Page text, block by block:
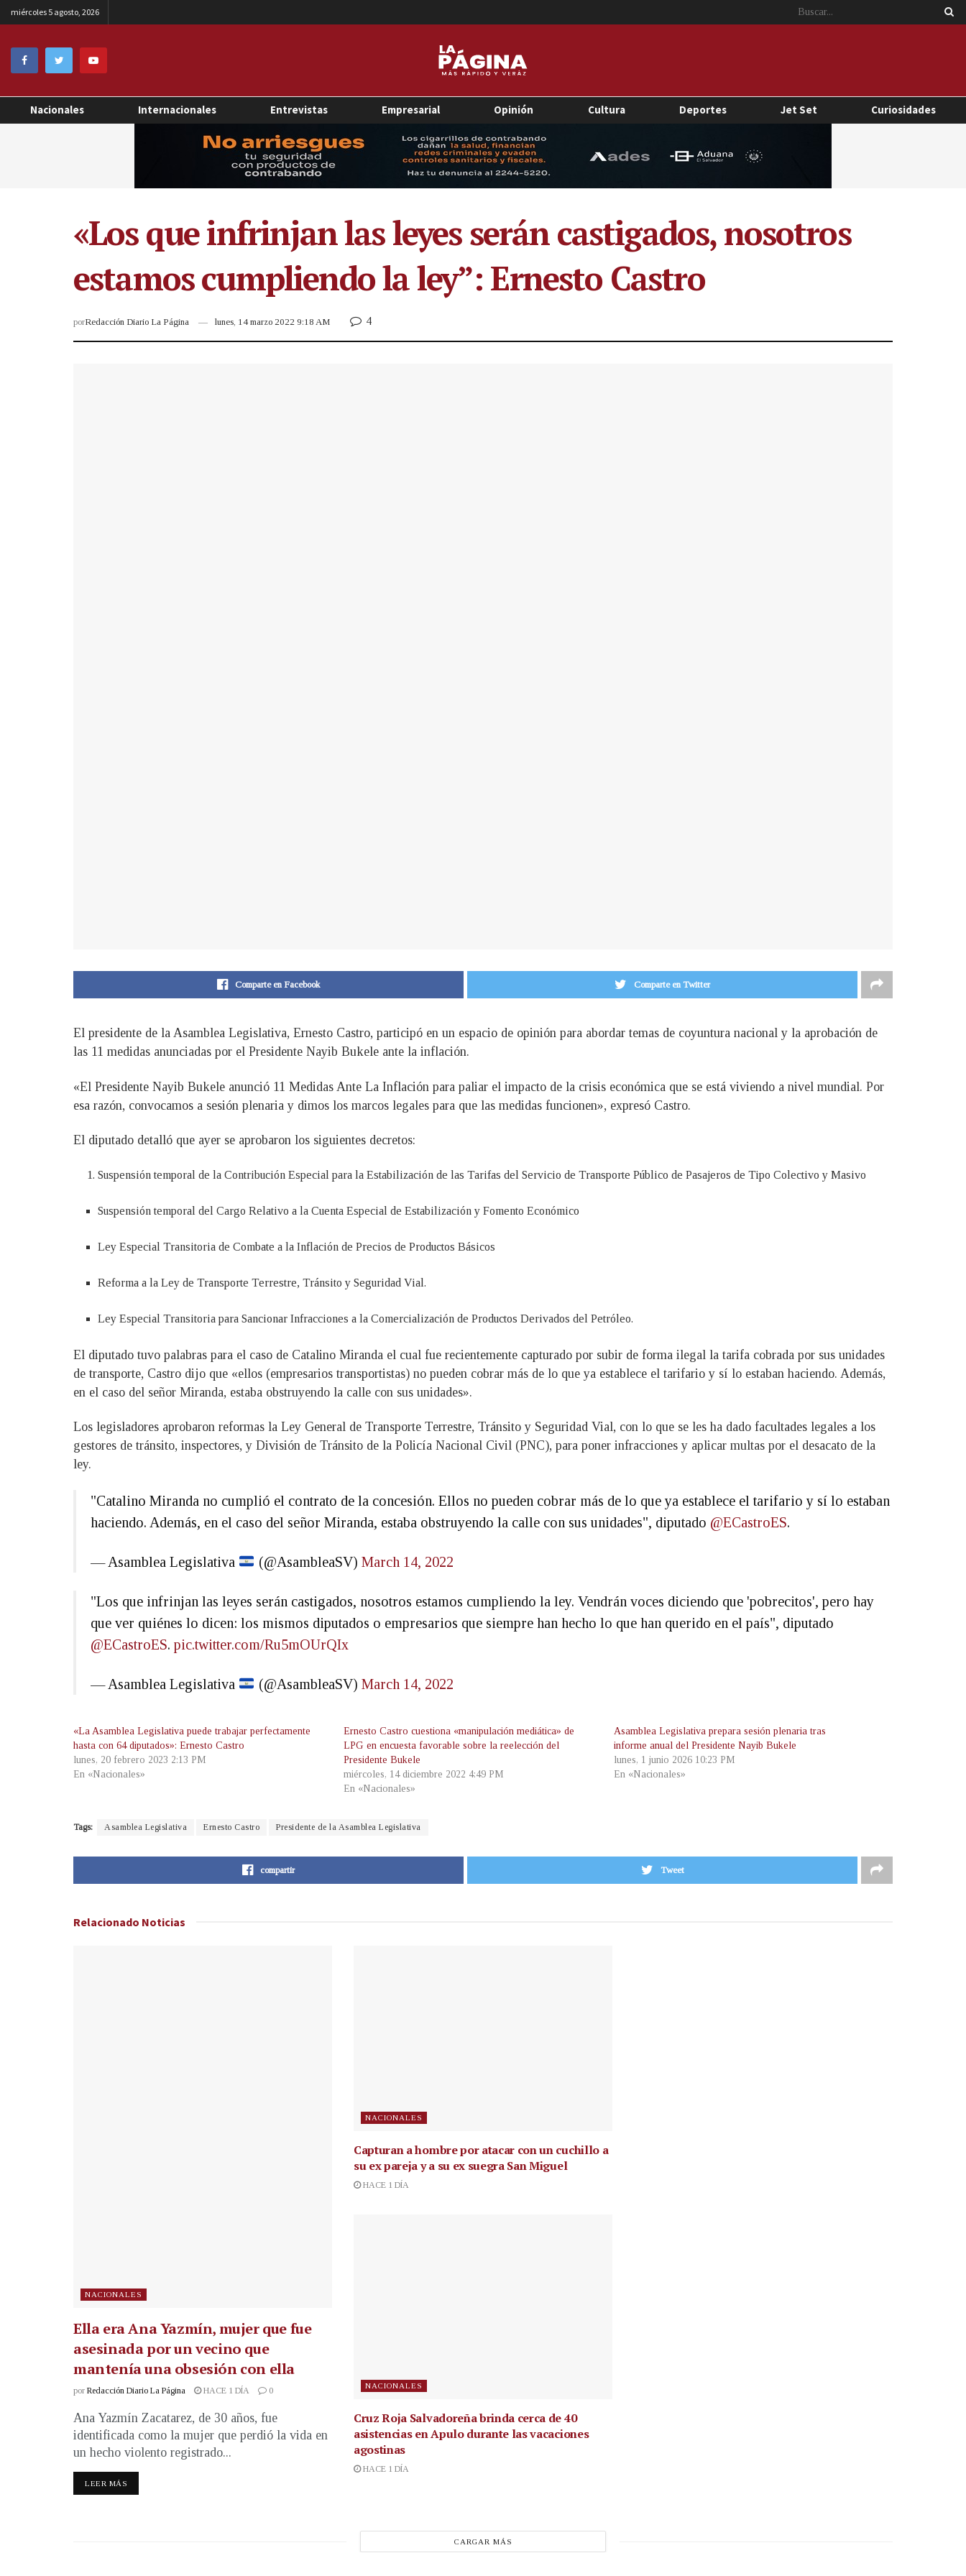
miércoles 5 agosto, 2026
Nacionales Internacionales Entrevistas Empresarial Opinión Cultura Deportes Jet Set Curiosidades
«Los que infrinjan las leyes serán castigados, nosotros
estamos cumpliendo la ley”: Ernesto Castro
porRedacción Diario La Página lunes, 14 marzo 2022 9:18 AM 4
Comparte en Facebook Comparte en Twitter
El presidente de la Asamblea Legislativa, Ernesto Castro, participó en un espacio de opinión para abordar temas de coyuntura nacional y la aprobación de
las 11 medidas anunciadas por el Presidente Nayib Bukele ante la inflación.
«El Presidente Nayib Bukele anunció 11 Medidas Ante La Inflación para paliar el impacto de la crisis económica que se está viviendo a nivel mundial. Por
esa razón, convocamos a sesión plenaria y dimos los marcos legales para que las medidas funcionen», expresó Castro.
El diputado detalló que ayer se aprobaron los siguientes decretos:
Suspensión temporal de la Contribución Especial para la Estabilización de las Tarifas del Servicio de Transporte Público de Pasajeros de Tipo Colectivo y Masivo
Suspensión temporal del Cargo Relativo a la Cuenta Especial de Estabilización y Fomento Económico
Ley Especial Transitoria de Combate a la Inflación de Precios de Productos Básicos
Reforma a la Ley de Transporte Terrestre, Tránsito y Seguridad Vial.
Ley Especial Transitoria para Sancionar Infracciones a la Comercialización de Productos Derivados del Petróleo.
El diputado tuvo palabras para el caso de Catalino Miranda el cual fue recientemente capturado por subir de forma ilegal la tarifa cobrada por sus unidades
de transporte, Castro dijo que «ellos (empresarios transportistas) no pueden cobrar más de lo que ya establece el tarifario y sí lo estaban haciendo. Además,
en el caso del señor Miranda, estaba obstruyendo la calle con sus unidades».
Los legisladores aprobaron reformas la Ley General de Transporte Terrestre, Tránsito y Seguridad Vial, con lo que se les ha dado facultades legales a los
gestores de tránsito, inspectores, y División de Tránsito de la Policía Nacional Civil (PNC), para poner infracciones y aplicar multas por el desacato de la
ley.
"Catalino Miranda no cumplió el contrato de la concesión. Ellos no pueden cobrar más de lo que ya establece el tarifario y sí lo estaban
haciendo. Además, en el caso del señor Miranda, estaba obstruyendo la calle con sus unidades", diputado @ECastroES.
— Asamblea Legislativa (@AsambleaSV) March 14, 2022
"Los que infrinjan las leyes serán castigados, nosotros estamos cumpliendo la ley. Vendrán voces diciendo que 'pobrecitos', pero hay
que ver quiénes lo dicen: los mismos diputados o empresarios que siempre han hecho lo que han querido en el país", diputado
@ECastroES. pic.twitter.com/Ru5mOUrQIx
— Asamblea Legislativa (@AsambleaSV) March 14, 2022
«La Asamblea Legislativa puede trabajar perfectamente
hasta con 64 diputados»: Ernesto Castro
lunes, 20 febrero 2023 2:13 PM
En «Nacionales»
Ernesto Castro cuestiona «manipulación mediática» de
LPG en encuesta favorable sobre la reelección del
Presidente Bukele
miércoles, 14 diciembre 2022 4:49 PM
En «Nacionales»
Asamblea Legislativa prepara sesión plenaria tras
informe anual del Presidente Nayib Bukele
lunes, 1 junio 2026 10:23 PM
En «Nacionales»
Tags: Asamblea Legislativa Ernesto Castro Presidente de la Asamblea Legislativa
compartir Tweet
Relacionado Noticias
NACIONALES
Ella era Ana Yazmín, mujer que fue
asesinada por un vecino que
mantenía una obsesión con ella
por Redacción Diario La Página HACE 1 DÍA 0
Ana Yazmín Zacatarez, de 30 años, fue
identificada como la mujer que perdió la vida en
un hecho violento registrado...
LEER MÁS
NACIONALES
Capturan a hombre por atacar con un cuchillo a
su ex pareja y a su ex suegra San Miguel
HACE 1 DÍA
NACIONALES
Cruz Roja Salvadoreña brinda cerca de 40
asistencias en Apulo durante las vacaciones
agostinas
HACE 1 DÍA
CARGAR MÁS